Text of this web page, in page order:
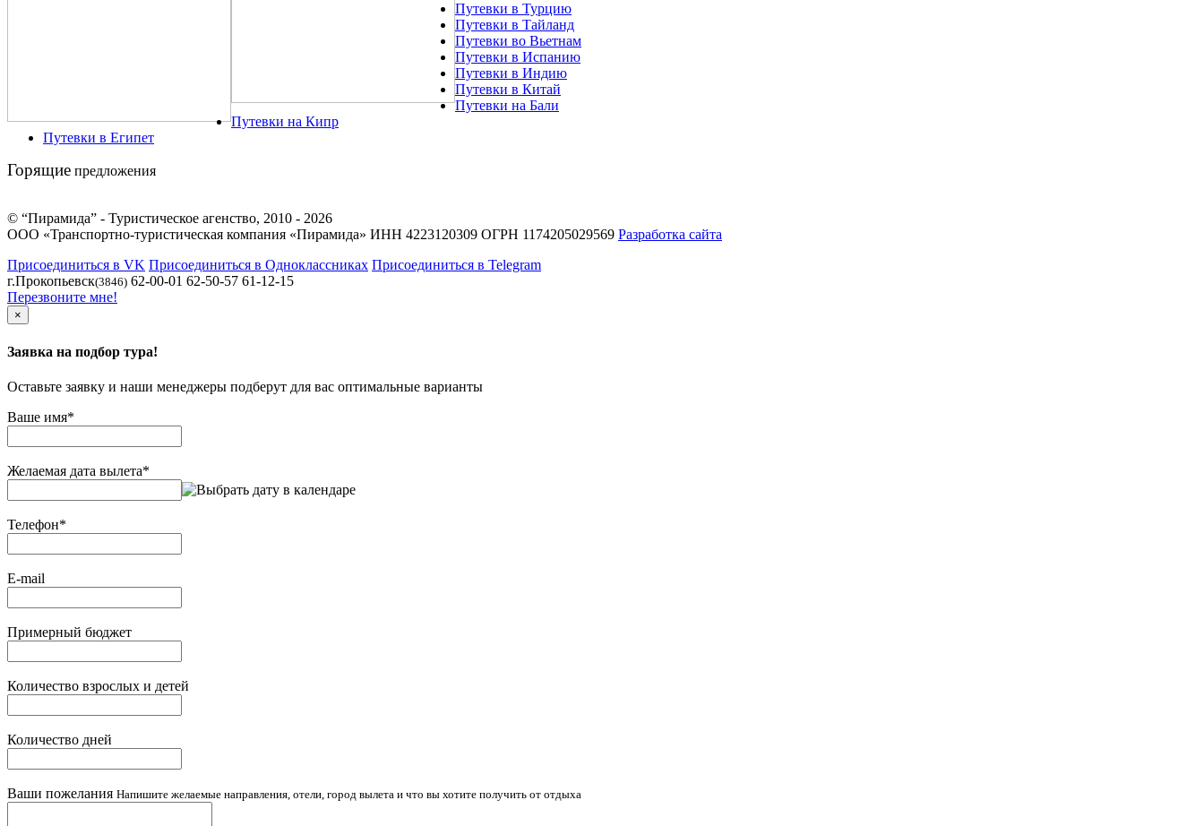
Путевки в Турцию
Путевки в Тайланд
Путевки во Вьетнам
Путевки в Испанию
Путевки в Индию
Путевки в Китай
Путевки на Бали
Путевки на Кипр
Путевки в Египет
Горящие предложения
© “Пирамида” - Туристическое агенство, 2010 - 2026
ООО «Транспортно-туристическая компания «Пирамида» ИНН 4223120309 ОГРН 1174205029569 Разработка сайта
Присоединиться в VK Присоединиться в Одноклассниках Присоединиться в Telegram
г.Прокопьевск(3846) 62-00-01 62-50-57 61-12-15
Перезвоните мне!
×
Заявка на подбор тура!
Оставьте заявку и наши менеджеры подберут для вас оптимальные варианты
Ваше имя*
Желаемая дата вылета*
Телефон*
E-mail
Примерный бюджет
Количество взрослых и детей
Количество дней
Ваши пожелания Напишите желаемые направления, отели, город вылета и что вы хотите получить от отдыха